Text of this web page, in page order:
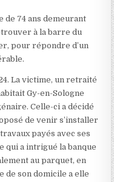
de 74 ans demeurant
à la barre du
pour répondre d’un
La victime, un retraité
Gy-en-Sologne
Celle-ci a décidé
de venir s’installer
payés avec ses
qui a intrigué la banque
au parquet, en
de son domicile a elle